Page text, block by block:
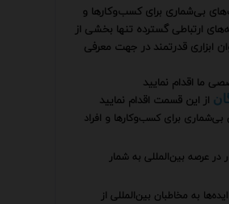
بی‌شماری برای کسب‌وکارها و
ارتباطی گسترده تنها بخشی از
ابزاری قدرتمند در جهت معرفی
ما اقدام نمایید
از این قسمت اقدام نمایید
برای کسب‌وکارها و افراد
عرصه بین‌المللی به شمار
به مخاطبان بین‌المللی از